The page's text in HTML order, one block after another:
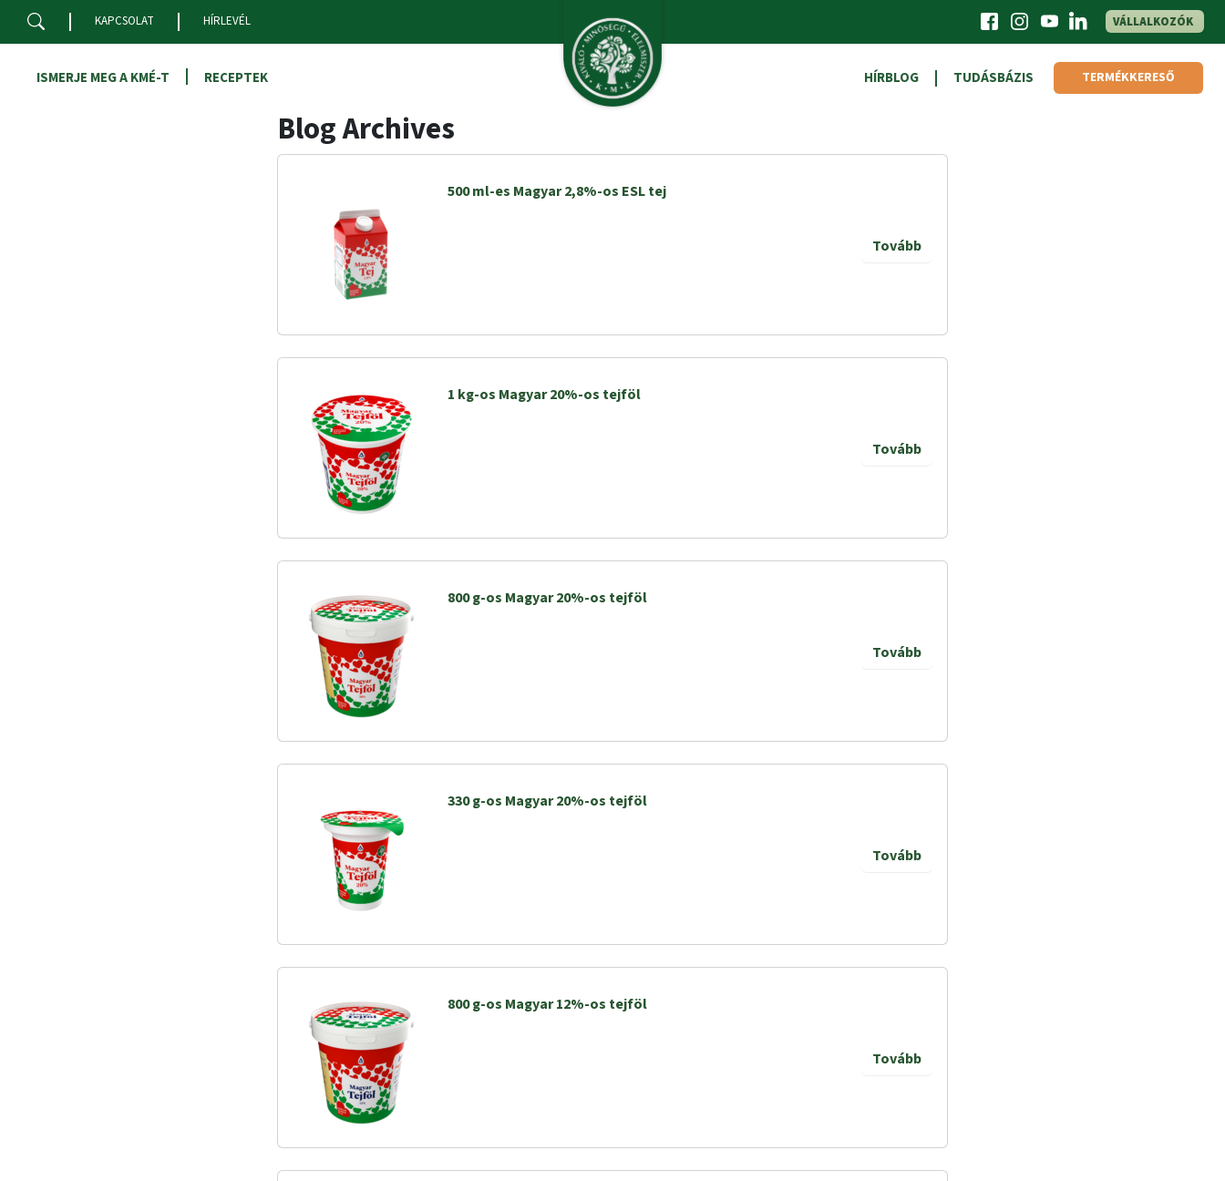
Skip to main content
KAPCSOLAT HÍRLEVÉL VÁLLALKOZÓK
ISMERJE MEG A KMÉ-T RECEPTEK HÍRBLOG TUDÁSBÁZIS TERMÉKKERESŐ
Blog Archives
500 ml-es Magyar 2,8%-os ESL tej
Tovább
1 kg-os Magyar 20%-os tejföl
Tovább
800 g-os Magyar 20%-os tejföl
Tovább
330 g-os Magyar 20%-os tejföl
Tovább
800 g-os Magyar 12%-os tejföl
Tovább